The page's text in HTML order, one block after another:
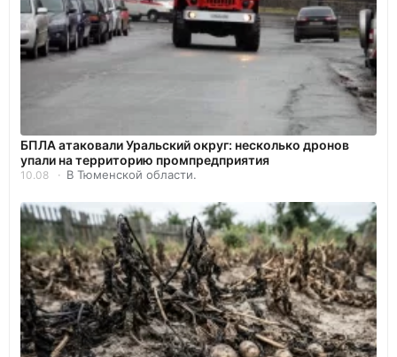
БПЛА атаковали Уральский округ: несколько дронов
упали на территорию промпредприятия
10.08 В Тюменской области.